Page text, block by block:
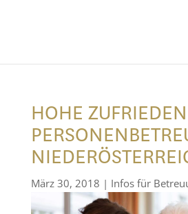
HOHE
März 30, 2018 | Infos für